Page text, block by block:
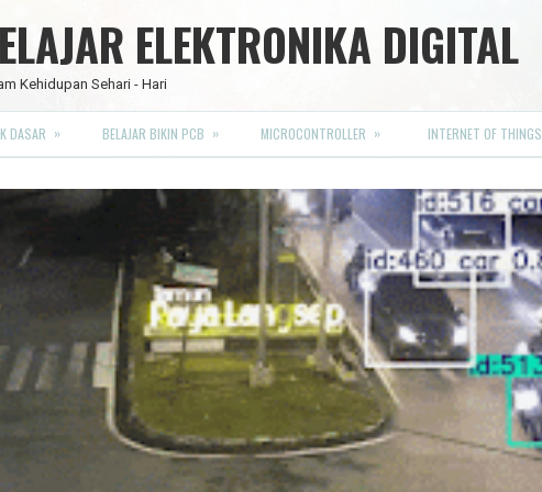
ELEKTRONIKA DIGITAL
Kehidupan Sehari - Hari
DASAR » BELAJAR BIKIN PCB » MICROCONTROLLER » INTERNET OF THINGS
CMOS